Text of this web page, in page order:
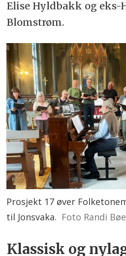
Elise Hyldbakk og eks-
Blomstrøm.
Prosjekt 17 øver
til Jonsvaka. Foto Randi Bøe
Klassisk og